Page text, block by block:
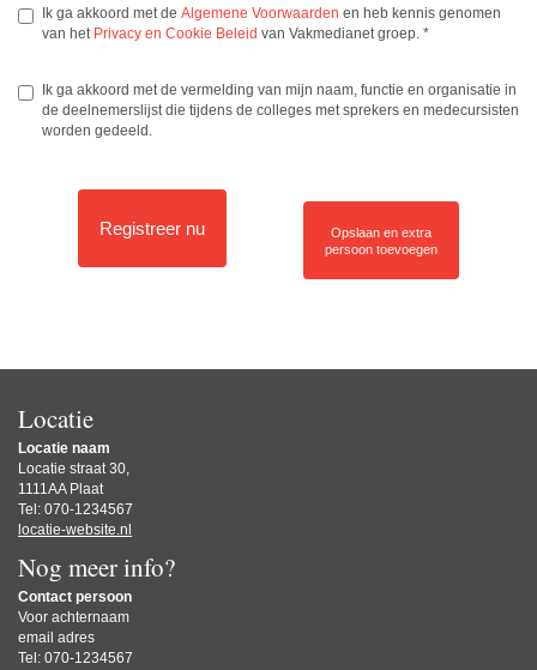
Ik ga akkoord met de Algemene Voorwaarden en heb kennis genomen
van het Privacy en Cookie Beleid van Vakmedianet groep. *
Ik ga akkoord met de vermelding van mijn naam, functie en organisatie in
de deelnemerslijst die tijdens de colleges met sprekers en medecursisten
worden gedeeld.
Registreer nu
Opslaan en extra
persoon toevoegen
Locatie
Locatie naam
Locatie straat 30,
1111AA Plaat
Tel: 070-1234567
locatie-website.nl
Nog meer info?
Contact persoon
Voor achternaam
email adres
Tel: 070-1234567